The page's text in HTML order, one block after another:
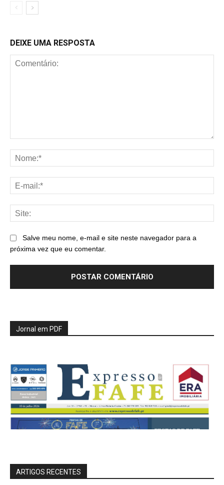
DEIXE UMA RESPOSTA
Salve meu nome, e-mail e site neste navegador para a
próxima vez que eu comentar.
Jornal em PDF
ARTIGOS RECENTES